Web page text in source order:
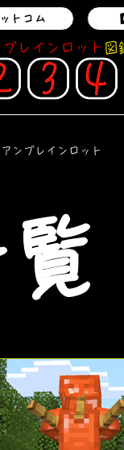
レインロット 図
トコム
ンブレインロット
シックスセブン
マインクラフト